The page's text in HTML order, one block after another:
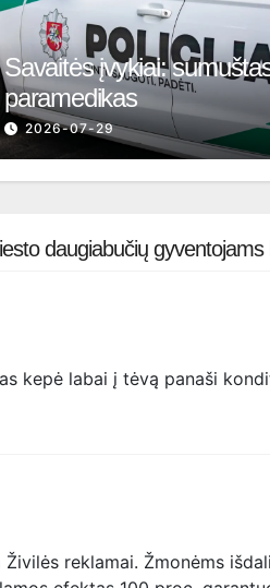
Savaitės įvykiai:
paramedikas
2026-07-29
daugiabučių gyventojams
kepė labai į tėvą panaši
reklamai. Žmonėms